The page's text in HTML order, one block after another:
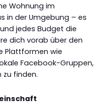
Wohnung im
in der Umgebung – es
jedes Budget die
dich vorab über den
Plattformen wie
Facebook-Gruppen,
finden.